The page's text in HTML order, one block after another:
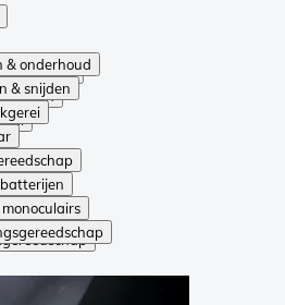
& onderhoud
& snijden
onderhoud
snijden